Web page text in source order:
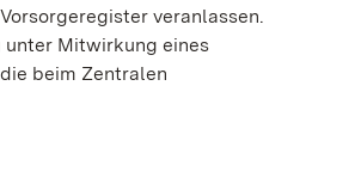
veranlassen.
unter Mitwirkung eines
beim Zentralen